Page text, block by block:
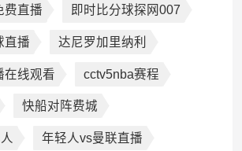
费直播 即时比分球探网007
直播 达尼罗加里纳利
在线观看 cctv5nba赛程
快船对阵费城
年轻人vs曼联直播